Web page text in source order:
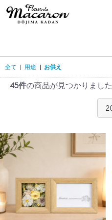
全て | 用途 | お供え
45件の商品が見つかりました